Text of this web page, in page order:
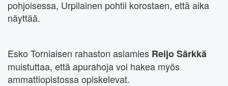
pohjoisessa, Urpilainen pohtii korostaen, että aika
näyttää.
Esko Torniaisen rahaston asiamies Reijo Särkkä
muistuttaa, että apurahoja voi hakea myös
ammattiopistossa opiskelevat.